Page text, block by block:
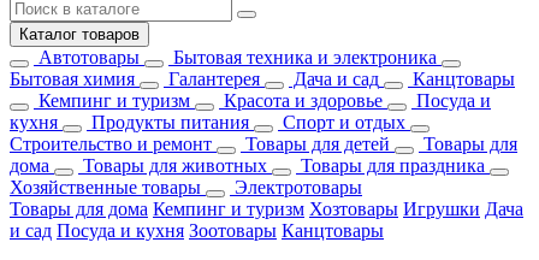
Каталог товаров
Автотовары
Бытовая техника и электроника
Бытовая химия
Галантерея Дача и сад
Канцтовары
Кемпинг и туризм
Красота и здоровье
Посуда и
кухня
Продукты питания
Спорт и отдых
Строительство и ремонт
Товары для детей
Товары для
дома
Товары для животных
Товары для праздника
Хозяйственные товары
Электротовары
Товары для дома Кемпинг и туризм Хозтовары Игрушки Дача
и сад Посуда и кухня Зоотовары Канцтовары